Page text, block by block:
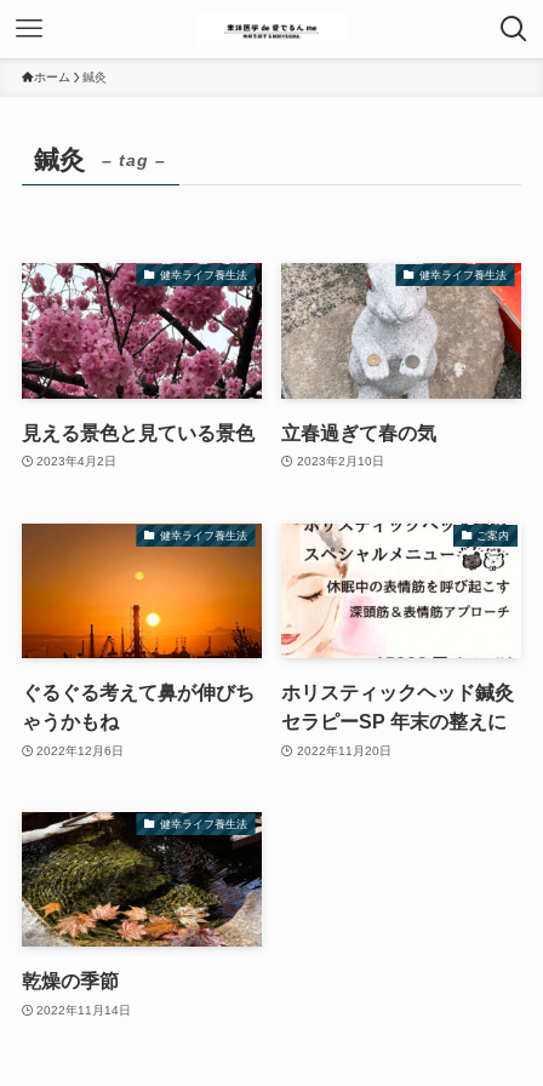
ホーム 鍼灸
鍼灸 – tag –
健幸ライフ養生法
見える景色と見ている景色
2023年4月2日
健幸ライフ養生法
立春過ぎて春の気
2023年2月10日
健幸ライフ養生法
ぐるぐる考えて鼻が伸びち
ゃうかもね
2022年12月6日
ご案内
ホリスティックヘッド鍼灸
セラピーSP 年末の整えに
2022年11月20日
健幸ライフ養生法
乾燥の季節
2022年11月14日